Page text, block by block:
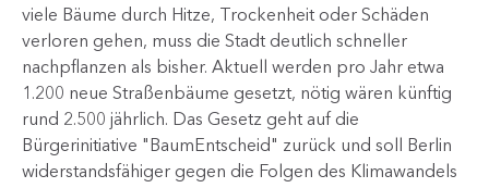
viele Bäume durch Hitze, Trockenheit oder Schäden
verloren gehen, muss die Stadt deutlich schneller
nachpflanzen als bisher. Aktuell werden pro Jahr etwa
1.200 neue Straßenbäume gesetzt, nötig wären künftig
rund 2.500 jährlich. Das Gesetz geht auf die
Bürgerinitiative "BaumEntscheid" zurück und soll Berlin
widerstandsfähiger gegen die Folgen des Klimawandels